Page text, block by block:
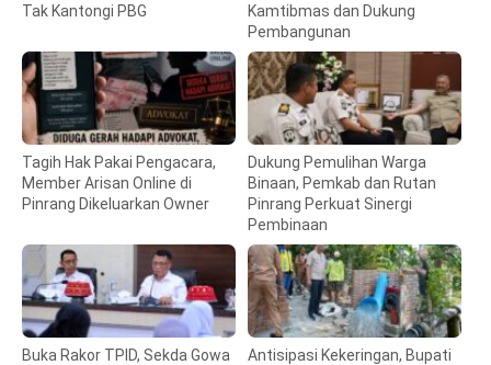
Tak Kantongi PBG
Kamtibmas dan Dukung
Pembangunan
Tagih Hak Pakai Pengacara,
Member Arisan Online di
Pinrang Dikeluarkan Owner
Dukung Pemulihan Warga
Binaan, Pemkab dan Rutan
Pinrang Perkuat Sinergi
Pembinaan
Buka Rakor TPID, Sekda Gowa
Antisipasi Kekeringan, Bupati